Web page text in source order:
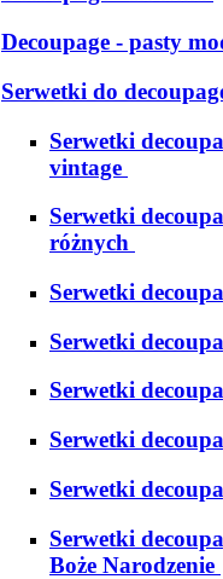
Decoupage - pasty
Serwetki do
Serwetki
vintage
Serwetki
różnych
Serwetki
Serwetki
Serwetki
Serwetki
Serwetki
Serwetki
Boże Narodzenie